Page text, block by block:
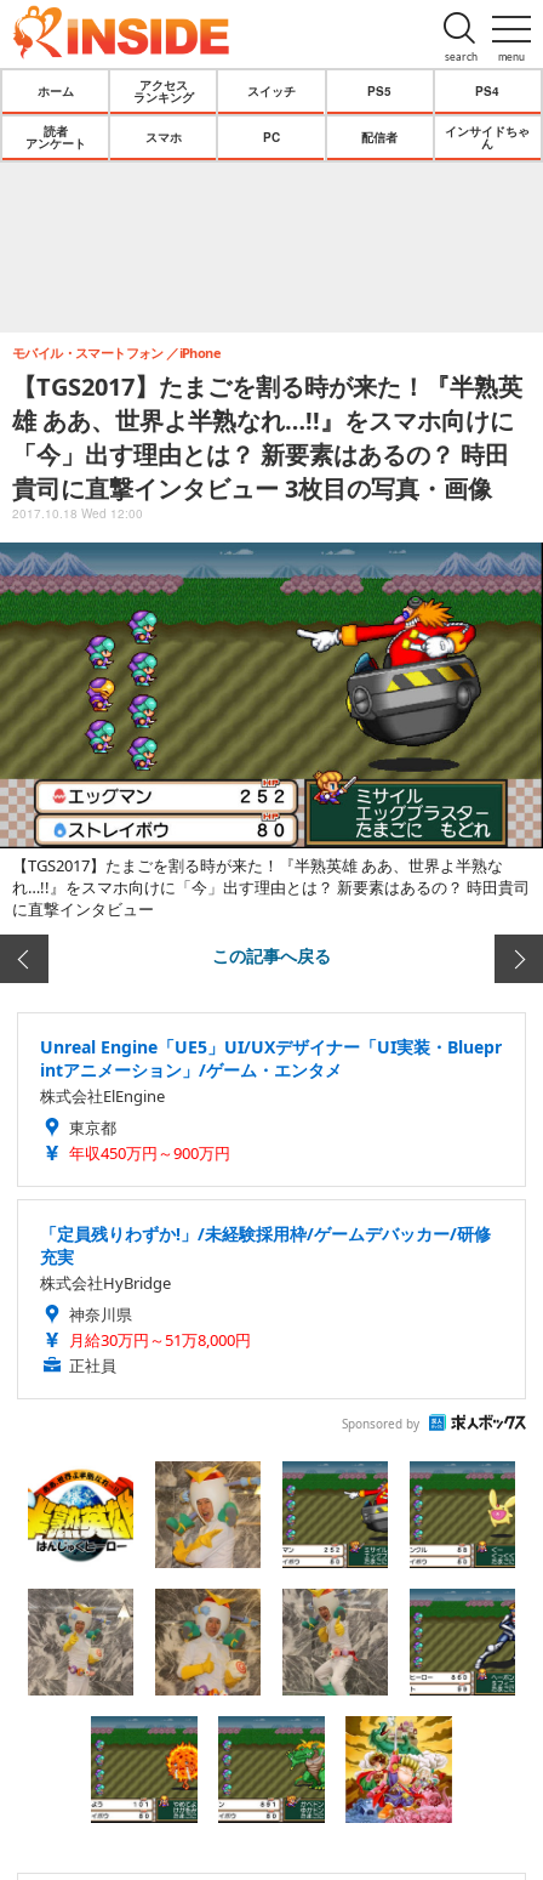
menu
search
ホーム
アクセス
ランキング
スイッチ PS5 PS4
読者
アンケート
スマホ PC 配信者
インサイドちゃ
ん
【TGS2017】たまごを割る時が来た！『半熟英
雄 ああ、世界よ半熟なれ…!!』をスマホ向けに
「今」出す理由とは？ 新要素はあるの？ 時田
貴司に直撃インタビュー 3枚目の写真・画像
モバイル・スマートフォン iPhone
2017.10.18 Wed 12:00
【TGS2017】たまごを割る時が来た！『半熟英雄 ああ、世界よ半熟な
れ…!!』をスマホ向けに「今」出す理由とは？ 新要素はあるの？ 時田貴司
に直撃インタビュー
この記事へ戻る
Unreal Engine「UE5」UI/UXデザイナー「UI実装・Bluepr
intアニメーション」/ゲーム・エンタメ
株式会社ElEngine
東京都
年収450万円～900万円
「定員残りわずか!」/未経験採用枠/ゲームデバッカー/研修
充実
株式会社HyBridge
神奈川県
月給30万円～51万8,000円
正社員
Sponsored by